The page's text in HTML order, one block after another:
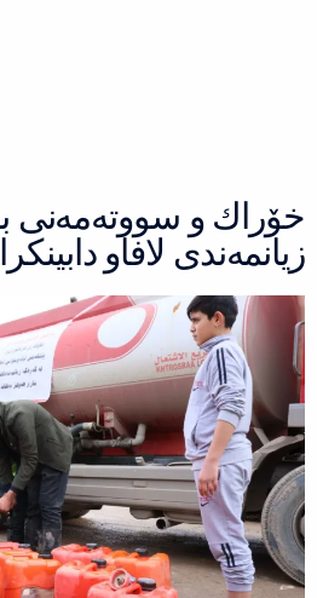
زیانمەندی لافاو دابینكرا